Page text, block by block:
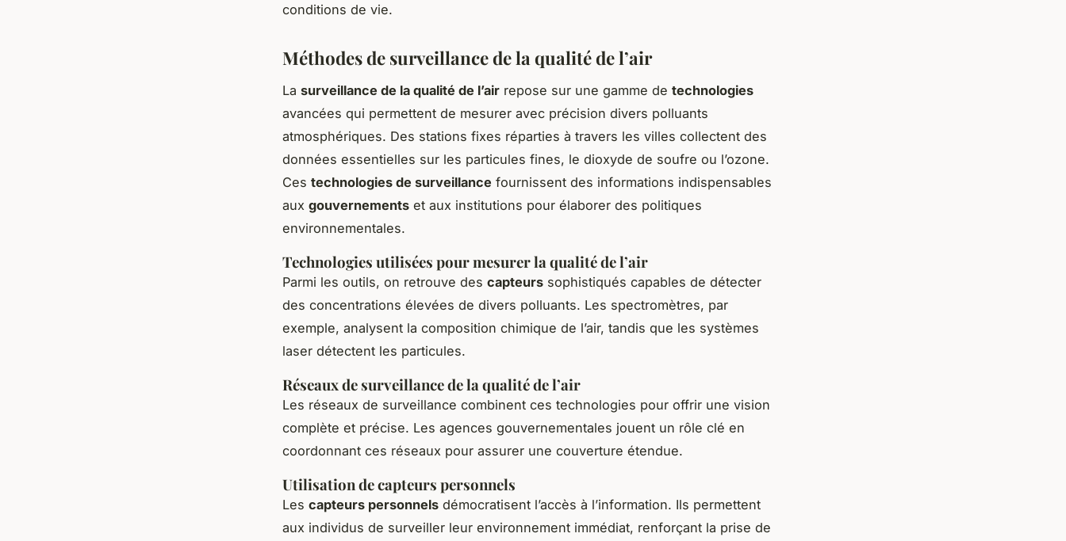
conditions de vie.
Méthodes de surveillance de la qualité de l’air
La surveillance de la qualité de l’air repose sur une gamme de technologies
avancées qui permettent de mesurer avec précision divers polluants
atmosphériques. Des stations fixes réparties à travers les villes collectent des
données essentielles sur les particules fines, le dioxyde de soufre ou l’ozone.
Ces technologies de surveillance fournissent des informations indispensables
aux gouvernements et aux institutions pour élaborer des politiques
environnementales.
Technologies utilisées pour mesurer la qualité de l’air
Parmi les outils, on retrouve des capteurs sophistiqués capables de détecter
des concentrations élevées de divers polluants. Les spectromètres, par
exemple, analysent la composition chimique de l’air, tandis que les systèmes
laser détectent les particules.
Réseaux de surveillance de la qualité de l’air
Les réseaux de surveillance combinent ces technologies pour offrir une vision
complète et précise. Les agences gouvernementales jouent un rôle clé en
coordonnant ces réseaux pour assurer une couverture étendue.
Utilisation de capteurs personnels
Les capteurs personnels démocratisent l’accès à l’information. Ils permettent
aux individus de surveiller leur environnement immédiat, renforçant la prise de